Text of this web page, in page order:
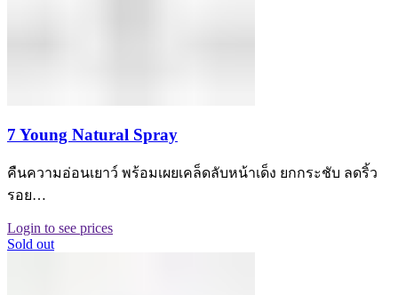
7 Young Natural Spray
คืนความอ่อนเยาว์ พร้อมเผยเคล็ดลับหน้าเด็ง ยกกระชับ ลดริ้ว
รอย…
Login to see prices
Sold out